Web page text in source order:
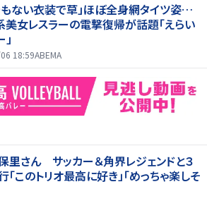
もない衣装で草」ほぼ全身網タイツ姿…
美女レスラーの電撃復帰が話題「えらい
18:59ABEMA
里さん サッカー＆角界レジェンドと３
「このトリオ最高に好き」「めっちゃ楽しそ